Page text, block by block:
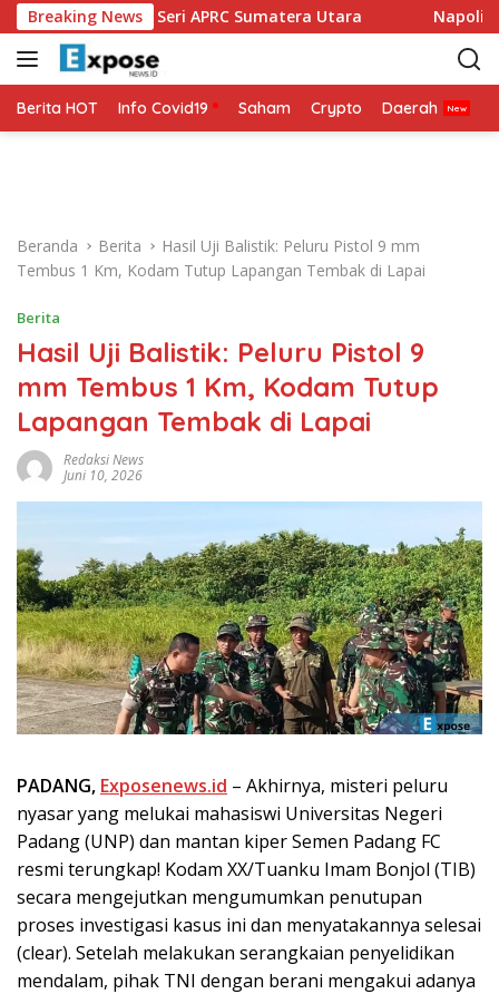
a
g
u
Breaking News
di Seri APRC Sumatera Utara Napoli Masuk
Berita HOT Info Covid19 Saham Crypto Daerah
Beranda Berita
Hasil Uji Balistik: Peluru Pistol 9 mm
Tembus 1 Km, Kodam Tutup Lapangan Tembak di Lapai
Berita
Hasil Uji Balistik: Peluru Pistol 9
mm Tembus 1 Km, Kodam Tutup
Lapangan Tembak di Lapai
Redaksi News
Juni 10, 2026
PADANG, Exposenews.id – Akhirnya, misteri peluru
nyasar yang melukai mahasiswi Universitas Negeri
Padang (UNP) dan mantan kiper Semen Padang FC
resmi terungkap! Kodam XX/Tuanku Imam Bonjol (TIB)
secara mengejutkan mengumumkan penutupan
proses investigasi kasus ini dan menyatakannya selesai
(clear). Setelah melakukan serangkaian penyelidikan
mendalam, pihak TNI dengan berani mengakui adanya